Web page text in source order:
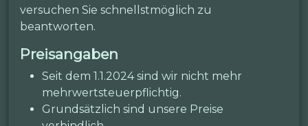
versuchen Sie schnellstmöglich zu
beantworten.
Preisangaben
Seit dem 1.1.2024 sind wir nicht mehr
mehrwertsteuerpflichtig.
Grundsätzlich sind unsere Preise